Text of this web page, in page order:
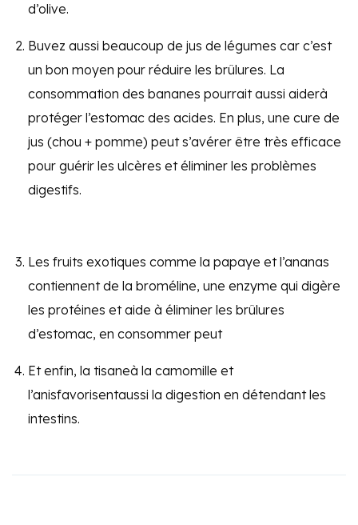
d’olive.
Buvez aussi beaucoup de jus de légumes car c’est
un bon moyen pour réduire les brûlures. La
consommation des bananes pourrait aussi aiderà
protéger l’estomac des acides. En plus, une cure de
jus (chou + pomme) peut s’avérer être très efficace
pour guérir les ulcères et éliminer les problèmes
digestifs.
Les fruits exotiques comme la papaye et l’ananas
contiennent de la broméline, une enzyme qui digère
les protéines et aide à éliminer les brûlures
d’estomac, en consommer peut
Et enfin, la tisaneà la camomille et
l’anisfavorisentaussi la digestion en détendant les
intestins.